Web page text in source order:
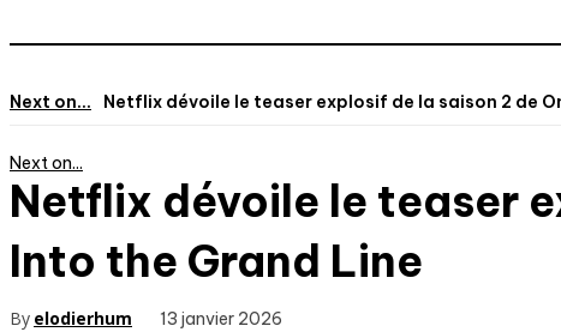
Next on... Netflix dévoile le teaser explosif de la saison 2 de
Next on...
Netflix dévoile le teaser
Into the Grand Line
By elodierhum 13 janvier 2026